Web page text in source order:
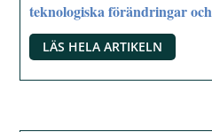
teknologiska förändringar
LÄS HELA ARTIKELN